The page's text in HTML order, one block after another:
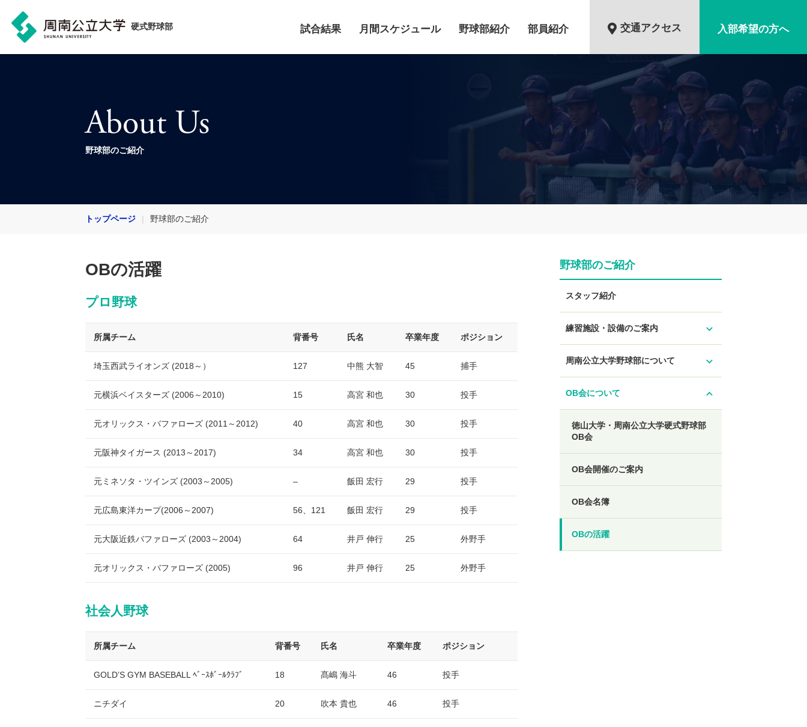
硬式野球部 試合結果 月間スケジュール 野球部紹介 部員紹介 交通アクセス 入部希望の方へ
About Us
野球部のご紹介
トップページ 野球部のご紹介
OBの活躍
プロ野球
所属チーム 背番号 氏名 卒業年度 ポジション
埼玉西武ライオンズ (2018～） 127 中熊 大智 45 捕手
元横浜ベイスターズ (2006～2010) 15 高宮 和也 30 投手
元オリックス・バファローズ (2011～2012) 40 高宮 和也 30 投手
元阪神タイガース (2013～2017) 34 高宮 和也 30 投手
元ミネソタ・ツインズ (2003～2005) – 飯田 宏行 29 投手
元広島東洋カープ(2006～2007) 56、121 飯田 宏行 29 投手
元大阪近鉄バファローズ (2003～2004) 64 井戸 伸行 25 外野手
元オリックス・バファローズ (2005) 96 井戸 伸行 25 外野手
社会人野球
所属チーム 背番号 氏名 卒業年度 ポジション
GOLD’S GYM BASEBALL ﾍﾞｰｽﾎﾞｰﾙｸﾗﾌﾞ 18 髙嶋 海斗 46 投手
ニチダイ 20 吹本 貴也 46 投手
野球部のご紹介
スタッフ紹介
練習施設・設備のご案内 expand_more
周南公立大学野球部について expand_more
OB会について expand_less
徳山大学・周南公立大学硬式野球部
OB会
OB会開催のご案内
OB会名簿
OBの活躍